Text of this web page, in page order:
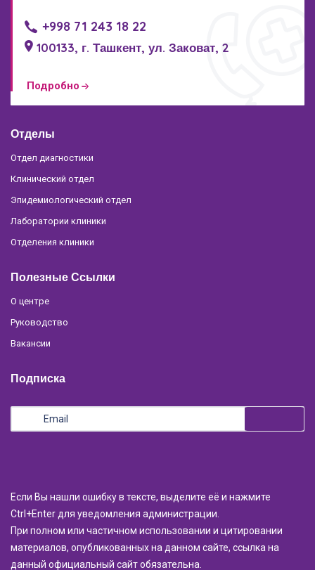
+998 71 243 18 22
100133, г. Ташкент, ул. Заковат, 2
Подробно
Отделы
Отдел диагностики
Клинический отдел
Эпидемиологический отдел
Лаборатории клиники
Отделения клиники
Полезные Ссылки
О центре
Руководство
Вакансии
Подписка
Если Вы нашли ошибку в тексте, выделите её и нажмите
Ctrl+Enter для уведомления администрации.
При полном или частичном использовании и цитировании
материалов, опубликованных на данном сайте, ссылка на
данный официальный сайт обязательна.